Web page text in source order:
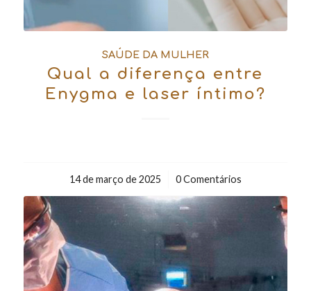
SAÚDE DA MULHER
Qual a diferença entre
Enygma e laser íntimo?
14 de março de 2025
/ 0 Comentários